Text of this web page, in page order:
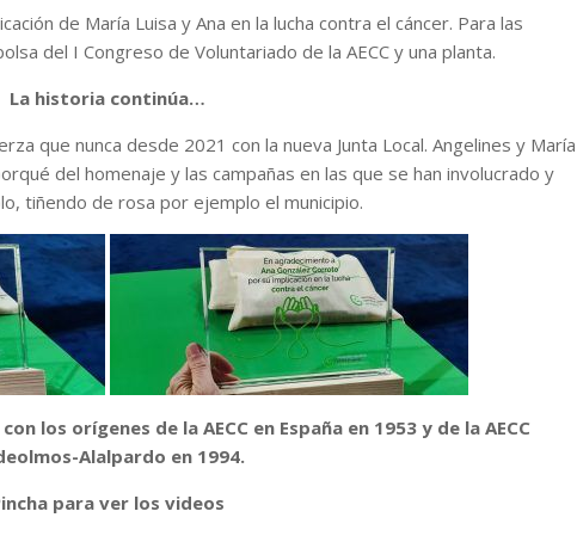
de María Luisa y Ana en la lucha contra el cáncer. Para las
del I Congreso de Voluntariado de la AECC y una planta.
La historia continúa…
que nunca desde 2021 con la nueva Junta Local. Angelines y María
del homenaje y las campañas en las que se han involucrado y
tiñendo de rosa por ejemplo el municipio.
los orígenes de la AECC en España en 1953 y de la AECC
Alalpardo en 1994.
para ver los videos